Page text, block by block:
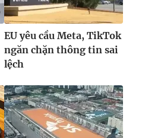
EU yêu cầu Meta, TikTok
ngăn chặn thông tin sai
lệch